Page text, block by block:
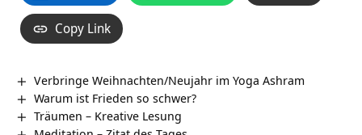
Copy Link
Verbringe Weihnachten/Neujahr im Yoga Ashram
Warum ist Frieden so schwer?
Träumen – Kreative Lesung